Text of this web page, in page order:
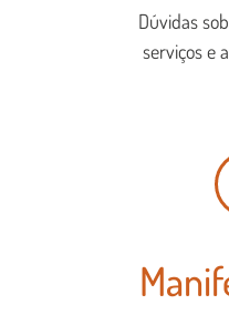
Dúvidas
serviços e